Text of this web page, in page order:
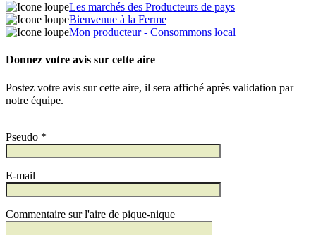
Les marchés des Producteurs de pays
Bienvenue à la Ferme
Mon producteur - Consommons local
Donnez votre avis sur cette aire
Postez votre avis sur cette aire, il sera affiché après validation par
notre équipe.
Pseudo *
E-mail
Commentaire sur l'aire de pique-nique